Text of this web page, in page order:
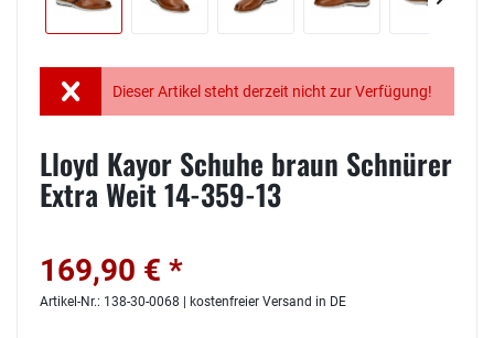
Dieser Artikel steht derzeit nicht zur Verfügung!
Lloyd Kayor Schuhe braun Schnürer
Extra Weit 14-359-13
169,90 € *
Artikel-Nr.: 138-30-0068 | kostenfreier Versand in DE